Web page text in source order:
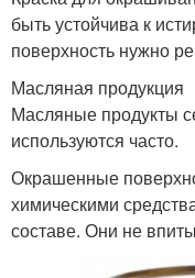
быть устойчива к
поверхность нужно
Масляная продукция
Масляные продукты
используются часто.
Окрашенные
химическими
составе. Они не